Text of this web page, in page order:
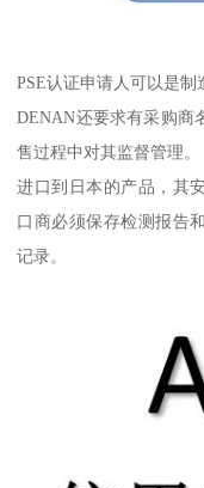
PSE认证申请人可以是制
DENAN还要求有采购商
售过程中对其监督管理。
进口到日本的产品，其
口商必须保存检测报告
记录。